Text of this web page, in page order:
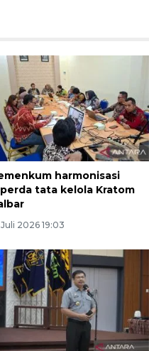
harmonisasi
tata kelola Kratom
Juli 2026 19:03
2026-